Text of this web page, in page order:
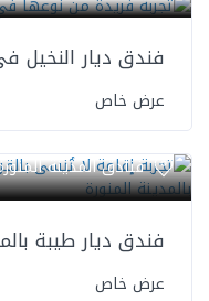
فندق ديار النخيل
عرض خاص
فنادق المدينة
فندق ديار طيبة
عرض خاص